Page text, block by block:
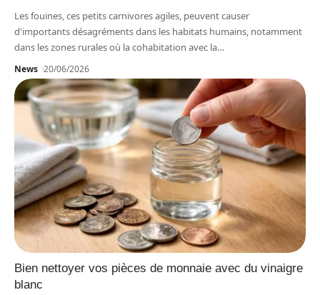
Les fouines, ces petits carnivores agiles, peuvent causer
d'importants désagréments dans les habitats humains, notamment
dans les zones rurales où la cohabitation avec la…
News 20/06/2026
Bien nettoyer vos pièces de monnaie avec du vinaigre
blanc